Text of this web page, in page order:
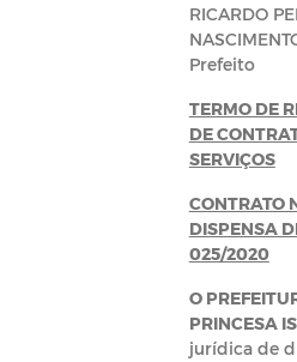
RICARDO
Prefeito
TERMO DE
DE
SERVIÇOS
CONTRATO
DISPENSA
025/2020
O
PRINCESA
jurídica de